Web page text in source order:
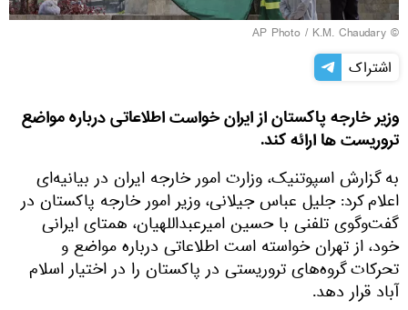
© AP Photo / K.M. Chaudary
اشتراک
وزیر خارجه پاکستان از ایران خواست اطلاعاتی درباره مواضع
تروریست ها ارائه کند.
به گزارش اسپوتنیک، وزارت امور خارجه ایران در بیانیه‌ای
اعلام کرد: جلیل عباس جیلانی، وزیر امور خارجه پاکستان در
گفت‌وگوی تلفنی با حسین امیرعبداللهیان، همتای ایرانی
خود، از تهران خواسته است اطلاعاتی درباره مواضع و
تحرکات گروه‌های تروریستی در پاکستان را در اختیار اسلام
آباد قرار دهد.